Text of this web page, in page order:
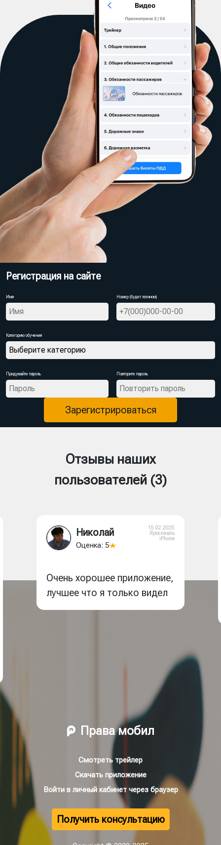
Регистрация на сайте
Имя Номер (будет логином)
Категорию обучения
Придумайте пароль Повторите пароль
Зарегистрироваться
Отзывы наших
пользователей (3)
Николай
Оценка: 5
15.02.2025
Ярославль
iPhone
Очень хорошее приложение,
лучшее что я только видел
Права мобил
Смотреть трейлер
Скачать приложение
Войти в личный кабинет через браузер
Получить консультацию